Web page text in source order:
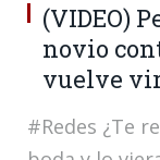
(VIDEO)
novio
vuelve
#Redes ¿Te